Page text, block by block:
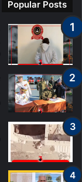
Popular Posts